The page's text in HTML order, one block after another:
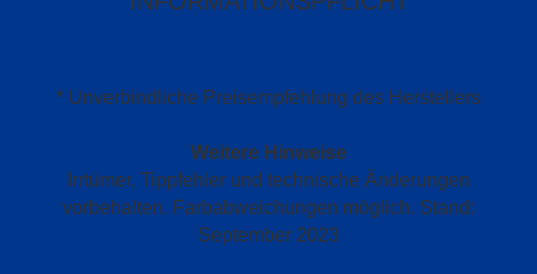
* Unverbindliche Preisempfehlung des Herstellers
Weitere Hinweise
Irrtümer, Tippfehler und technische Änderungen
vorbehalten. Farbabweichungen möglich. Stand:
September 2023